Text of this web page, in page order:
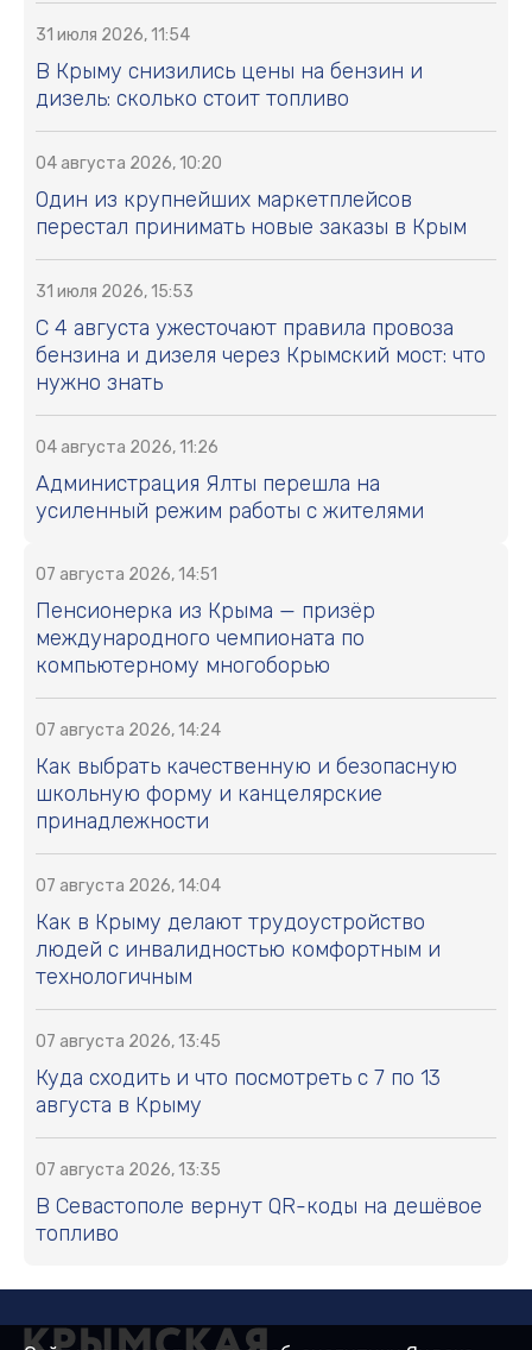
31 июля 2026, 11:54
В Крыму снизились цены на бензин и
дизель: сколько стоит топливо
04 августа 2026, 10:20
Один из крупнейших маркетплейсов
перестал принимать новые заказы в Крым
31 июля 2026, 15:53
С 4 августа ужесточают правила провоза
бензина и дизеля через Крымский мост: что
нужно знать
04 августа 2026, 11:26
Администрация Ялты перешла на
усиленный режим работы с жителями
07 августа 2026, 14:51
Пенсионерка из Крыма — призёр
международного чемпионата по
компьютерному многоборью
07 августа 2026, 14:24
Как выбрать качественную и безопасную
школьную форму и канцелярские
принадлежности
07 августа 2026, 14:04
Как в Крыму делают трудоустройство
людей с инвалидностью комфортным и
технологичным
07 августа 2026, 13:45
Куда сходить и что посмотреть с 7 по 13
августа в Крыму
07 августа 2026, 13:35
В Севастополе вернут QR-коды на дешёвое
топливо